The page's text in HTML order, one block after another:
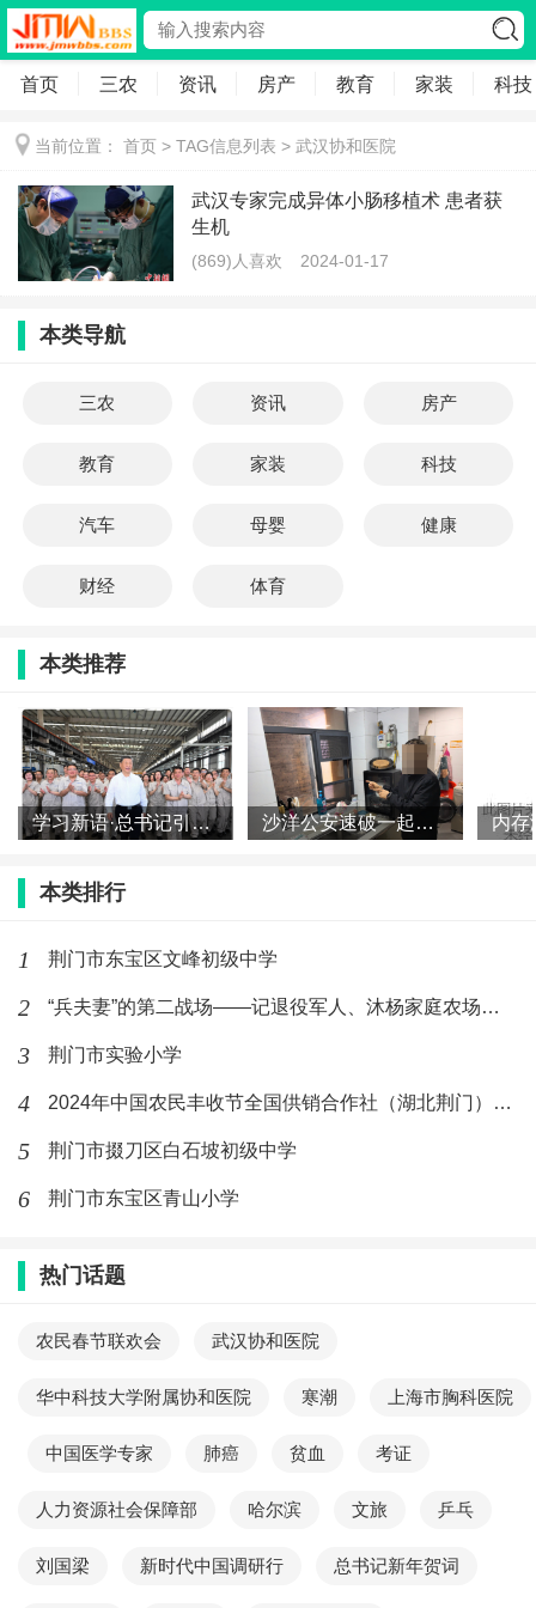
首页 三农 资讯 房产 教育 家装 科技
当前位置： 首页 > TAG信息列表 > 武汉协和医院
武汉专家完成异体小肠移植术 患者获
生机
(869)人喜欢 2024-01-17
本类导航
三农 资讯 房产
教育 家装 科技
汽车 母婴 健康
财经 体育
本类推荐
学习新语·总书记引领强国之路｜擘画中国制造新蓝图 沙洋公安速破一起入室盗窃案
本类排行
1 荆门市东宝区文峰初级中学
2 “兵夫妻”的第二战场——记退役军人、沐杨家庭农场负责人薛龙威
3 荆门市实验小学
4 2024年中国农民丰收节全国供销合作社（湖北荆门）主题日活动
5 荆门市掇刀区白石坡初级中学
6 荆门市东宝区青山小学
热门话题
农民春节联欢会 武汉协和医院
华中科技大学附属协和医院 寒潮 上海市胸科医院
中国医学专家 肺癌 贫血 考证
人力资源社会保障部 哈尔滨 文旅 乒乓
刘国梁 新时代中国调研行 总书记新年贺词